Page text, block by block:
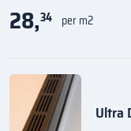
28,34 per m2
Ultra